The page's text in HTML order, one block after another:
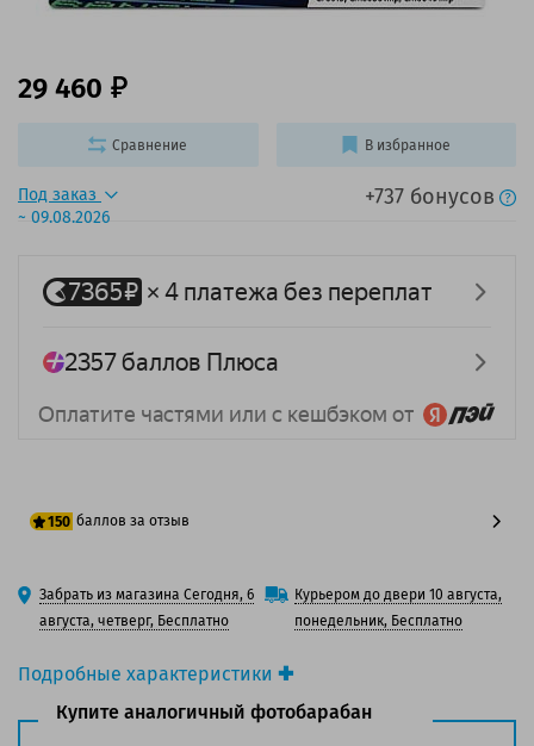
Подробные характеристики
Производитель принтера:HP
Под заказ
~ 09.08.2026
+737 бонусов
29 460
150 баллов за отзыв
125 баллов
150 баллов
Забрать из магазина Сегодня, 6
августа, четверг, Бесплатно
Курьером до двери 10 августа,
понедельник, Бесплатно
Сравнение В избранное
Купите аналогичный фотобарабан